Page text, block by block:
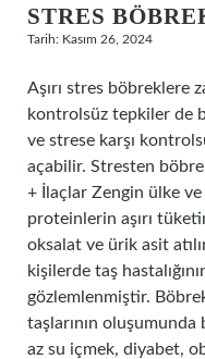
STRES
Tarih: Kasım 26, 2024
Aşırı stres böbreklere
kontrolsüz tepkiler de
ve strese karşı
açabilir. Stresten
+ İlaçlar Zengin ülke
proteinlerin aşırı
oksalat ve ürik asit
kişilerde taş
gözlemlenmiştir.
taşlarının
az su içmek, diyabet,